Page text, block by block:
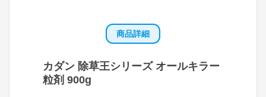
商品詳細
カダン 除草王シリーズ オールキラー
粒剤 900g